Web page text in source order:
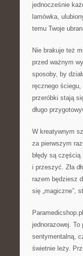
jednocześnie
lamówka,
temu Twoje
Nie brakuje też
przed ważnym
sposoby, by
ręcznego
przeróbki stają
długo
W kreatywnym
za pierwszym
błędy są
i przeszyć. Zła
razem będziesz
się „magiczne”,
jednorazowej.
sentymentalną,
świetnie leży.